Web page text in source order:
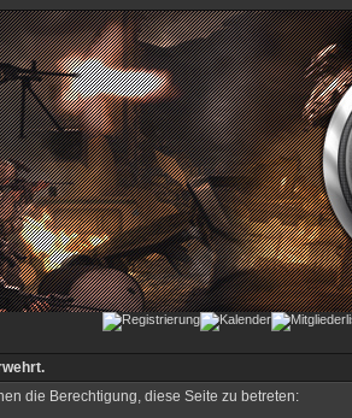
die Berechtigung, diese Seite zu betreten: